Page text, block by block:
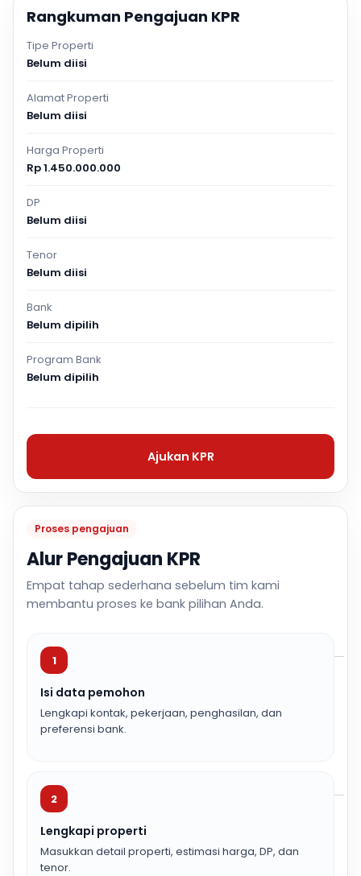
Proses pengajuan
Alur Pengajuan KPR
Empat tahap sederhana sebelum tim kami
membantu proses ke bank pilihan Anda.
1
Isi data pemohon
Lengkapi kontak, pekerjaan, penghasilan, dan
preferensi bank.
2
Lengkapi properti
Masukkan detail properti, estimasi harga, DP, dan
tenor.
Rangkuman Pengajuan KPR
Tipe Properti
Belum diisi
Alamat Properti
Belum diisi
Harga Properti
Rp 1.450.000.000
DP
Belum diisi
Tenor
Belum diisi
Bank
Belum dipilih
Program Bank
Belum dipilih
Ajukan KPR